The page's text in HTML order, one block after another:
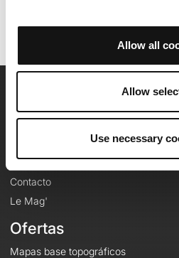
Allow all
Allow
Use necessary
Contacto
Le Mag'
Ofertas
Mapas base topográficos